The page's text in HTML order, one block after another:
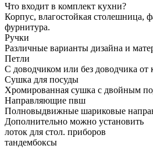
Что входит в комплект кухни?
Корпус, влагостойкая столешница,
фурнитура.
Ручки
Различные варианты дизайна и
Петли
С доводчиком или без доводчика от
Сушка для посуды
Хромированная сушка с двойным
Направляющие пвш
Полновыдвижные шариковые
Дополнительно можно установить
лоток для стол. приборов
тандембоксы